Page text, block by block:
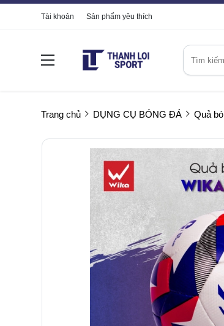
Tài khoản Sản phẩm yêu thích
Trang chủ DỤNG CỤ BÓNG ĐÁ Quả